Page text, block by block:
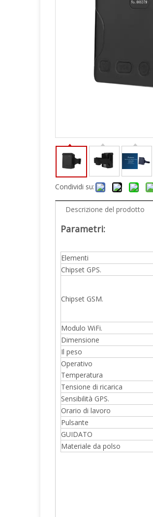
Condividi su:
Descrizione del prodotto
Parametri:
Elementi
Chipset GPS.
Chipset GSM.
Modulo WiFi.
Dimensione
Il peso
Operativo
Temperatura
Tensione di ricarica
Sensibilità GPS.
Orario di lavoro
Pulsante
GUIDATO
Materiale da polso